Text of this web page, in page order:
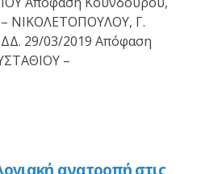
ΝΙΚΟΛΕΤΟΠΟΥΛΟΥ, Γ.
29/03/2019 Απόφαση
–
ανατροπή στις